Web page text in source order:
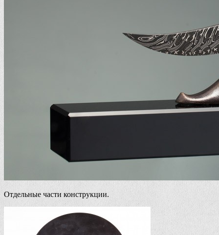
Отдельные части конструкции.